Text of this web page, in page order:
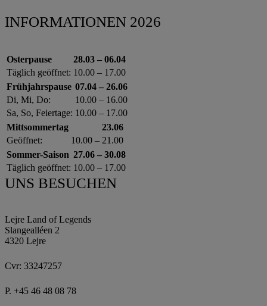
INFORMATIONEN 2026
Osterpause
28.03 – 06.04
Täglich geöffnet: 10.00 – 17.00
Frühjahrspause 07.04 – 26.06
Di, Mi, Do:
10.00 – 16.00
Sa, So, Feiertage: 10.00 – 17.00
Mittsommertag
23.06
Geöffnet:
10.00 – 21.00
Sommer-Saison 27.06 – 30.08
Täglich geöffnet: 10.00 – 17.00
UNS BESUCHEN
Lejre Land of Legends
Slangealléen 2
4320 Lejre
Cvr: 33247257
P. +45 46 48 08 78